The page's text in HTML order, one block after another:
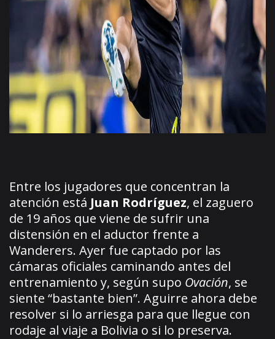
Entre los jugadores que concentran la
atención está Juan Rodríguez, el zaguero
de 19 años que viene de sufrir una
distensión en el aductor frente a
Wanderers. Ayer fue captado por las
cámaras oficiales caminando antes del
entrenamiento y, según supo Ovación, se
siente “bastante bien”. Aguirre ahora debe
resolver si lo arriesga para que llegue con
rodaje al viaje a Bolivia o si lo preserva.